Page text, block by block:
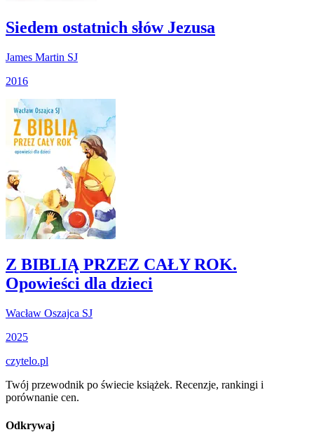
Siedem ostatnich słów Jezusa
James Martin SJ
2016
Z BIBLIĄ PRZEZ CAŁY ROK.
Opowieści dla dzieci
Wacław Oszajca SJ
2025
czytelo.pl
Twój przewodnik po świecie książek. Recenzje, rankingi i
porównanie cen.
Odkrywaj